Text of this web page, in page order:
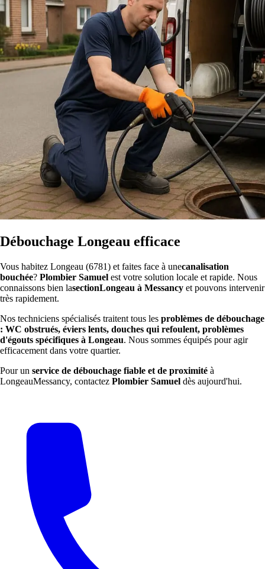
Débouchage Longeau efficace
Vous habitez Longeau (6781) et faites face à unecanalisation
bouchée? Plombier Samuel est votre solution locale et rapide. Nous
connaissons bien lasectionLongeau à Messancy et pouvons intervenir
très rapidement.
Nos techniciens spécialisés traitent tous les problèmes de débouchage
: WC obstrués, éviers lents, douches qui refoulent, problèmes
d'égouts spécifiques à Longeau. Nous sommes équipés pour agir
efficacement dans votre quartier.
Pour un service de débouchage fiable et de proximité à
LongeauMessancy, contactez Plombier Samuel dès aujourd'hui.